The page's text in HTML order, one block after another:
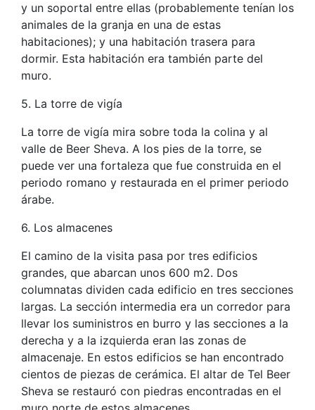
y un soportal entre ellas (probablemente tenían los
animales de la granja en una de estas
habitaciones); y una habitación trasera para
dormir. Esta habitación era también parte del
muro.
5. La torre de vigía
La torre de vigía mira sobre toda la colina y al
valle de Beer Sheva. A los pies de la torre, se
puede ver una fortaleza que fue construida en el
periodo romano y restaurada en el primer periodo
árabe.
6. Los almacenes
El camino de la visita pasa por tres edificios
grandes, que abarcan unos 600 m2. Dos
columnatas dividen cada edificio en tres secciones
largas. La sección intermedia era un corredor para
llevar los suministros en burro y las secciones a la
derecha y a la izquierda eran las zonas de
almacenaje. En estos edificios se han encontrado
cientos de piezas de cerámica. El altar de Tel Beer
Sheva se restauró con piedras encontradas en el